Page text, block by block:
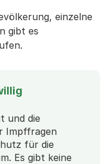
einzelne
gibt es
und die
Impffragen
für die
Es gibt keine